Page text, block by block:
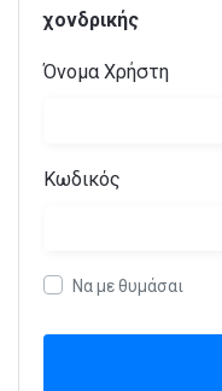
χονδρικής
Όνομα Χρήστη
Κωδικός
Να με θυμάσαι